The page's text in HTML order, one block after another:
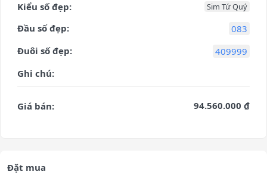
Kiểu số đẹp: Sim Tứ Quý
Đầu số đẹp:
083
Đuôi số đẹp:
409999
Ghi chú:
Giá bán: 94.560.000 ₫
Đặt mua